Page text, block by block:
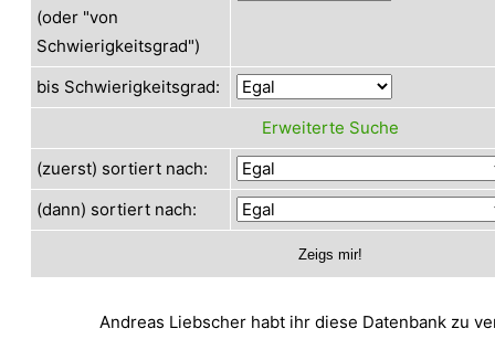
(oder "von
Schwierigkeitsgrad")
bis Schwierigkeitsgrad:
Erweiterte Suche
(zuerst) sortiert nach:
(dann) sortiert nach:
Andreas Liebscher habt ihr diese Datenbank zu